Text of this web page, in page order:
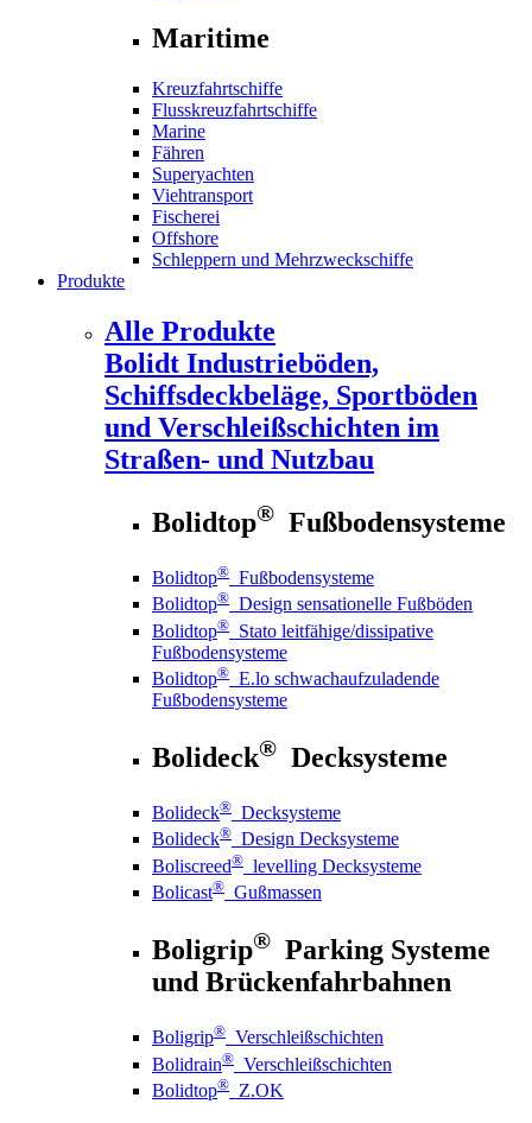
Maritime
Kreuzfahrtschiffe
Flusskreuzfahrtschiffe
Marine
Fähren
Superyachten
Viehtransport
Fischerei
Offshore
Schleppern und Mehrzweckschiffe
Produkte
Alle Produkte
Bolidt Industrieböden,
Schiffsdeckbeläge, Sportböden
und Verschleißschichten im
Straßen- und Nutzbau
Bolidtop® Fußbodensysteme
Bolidtop® Fußbodensysteme
Bolidtop® Design sensationelle Fußböden
Bolidtop® Stato leitfähige/dissipative
Fußbodensysteme
Bolidtop® E.lo schwachaufzuladende
Fußbodensysteme
Bolideck® Decksysteme
Bolideck® Decksysteme
Bolideck® Design Decksysteme
Boliscreed® levelling Decksysteme
Bolicast® Gußmassen
Boligrip® Parking Systeme
und Brückenfahrbahnen
Boligrip® Verschleißschichten
Bolidrain® Verschleißschichten
Bolidtop® Z.OK